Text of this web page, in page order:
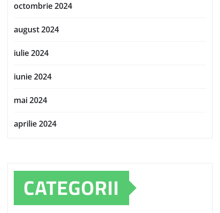
octombrie 2024
august 2024
iulie 2024
iunie 2024
mai 2024
aprilie 2024
CATEGORII